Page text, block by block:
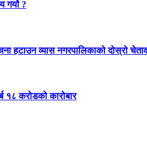
?
हटाउन व्यास नगरपालिकाको दोस्रो
करोडको कारोबार